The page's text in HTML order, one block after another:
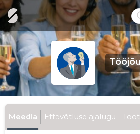
Meedia Ettevõtluse ajalugu